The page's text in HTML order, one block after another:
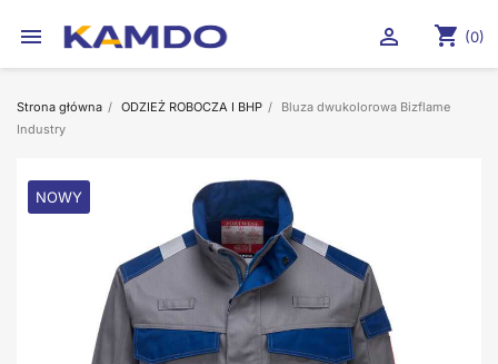
 shopping_cart (0)

Strona główna ODZIEŻ ROBOCZA I BHP
Bluza dwukolorowa Bizflame
Industry
NOWY